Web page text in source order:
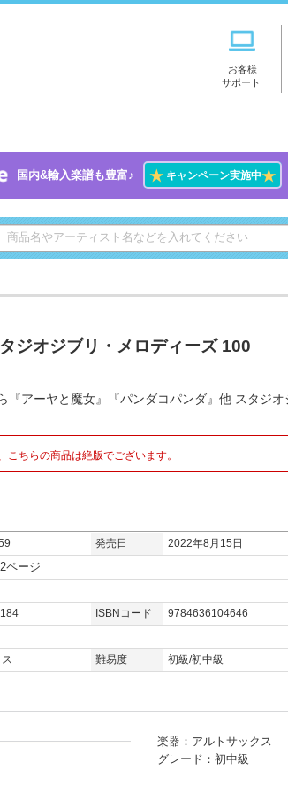
お客様
サポート
国内&輸入楽譜も豊富♪ ★キャンペーン実施中★
ジオジブリ・メロディーズ 100
『アーヤと魔女』『パンダコパンダ』他 スタジオ
ちらの商品は絶版でございます。
発売日
2022年8月15日
ページ
ISBNコード
9784636104646
難易度 初級/初中級
楽器：アルトサックス
グレード：初中級